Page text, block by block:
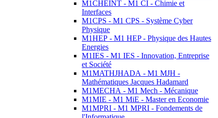
M1CHEINT - M1 CI - Chimie et
Interfaces
M1CPS - M1 CPS - Système Cyber
Physique
M1HEP - M1 HEP - Physique des Hautes
Energies
M1IES - M1 IES - Innovation, Entreprise
et Société
M1MATHJHADA - M1 MJH -
Mathématiques Jacques Hadamard
M1MECHA - M1 Mech - Mécanique
M1MIE - M1 MiE - Master en Economie
M1MPRI - M1 MPRI - Fondements de